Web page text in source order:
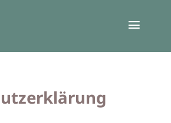
Physiotherapie